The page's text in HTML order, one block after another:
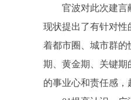
官波对此次建言
现状提出了有针对性
着都市圈、城市群的
期、黄金期、关键期
的事业心和责任感